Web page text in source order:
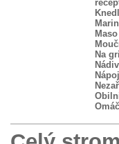
Maso
Na gril